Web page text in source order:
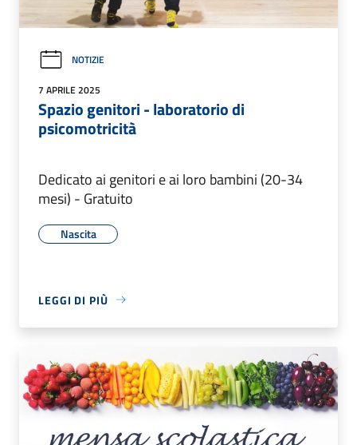
NOTIZIE
7 APRILE 2025
Spazio genitori - laboratorio di
psicomotricità
Dedicato ai genitori e ai loro bambini (20-34
mesi) - Gratuito
Nascita
LEGGI DI PIÙ